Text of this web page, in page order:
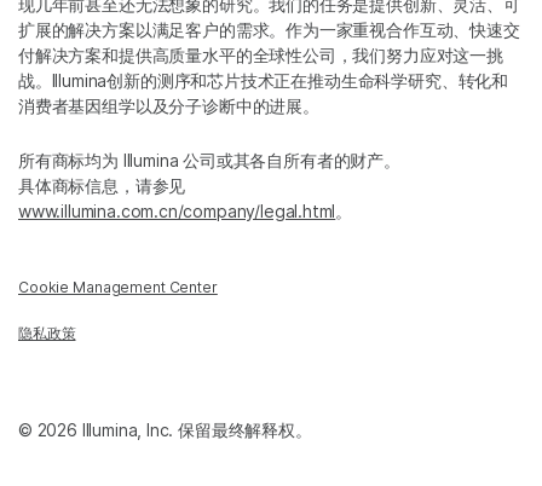
现几年前甚至还无法想象的研究。我们的任务是提供创新、灵活、可
扩展的解决方案以满足客户的需求。作为一家重视合作互动、快速交
付解决方案和提供高质量水平的全球性公司，我们努力应对这一挑
战。Illumina创新的测序和芯片技术正在推动生命科学研究、转化和
消费者基因组学以及分子诊断中的进展。
所有商标均为 Illumina 公司或其各自所有者的财产。
具体商标信息，请参见
www.illumina.com.cn/company/legal.html。
Cookie Management Center
隐私政策
© 2026 Illumina, Inc. 保留最终解释权。